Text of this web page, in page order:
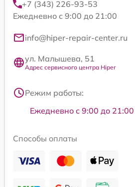
+7 (343) 226-93-53
Ежедневно с 9:00 до 21:00
info@hiper-repair-center.ru
ул. Малышева, 51
Адрес сервисного центра Hiper
Режим работы:
Ежедневно с 9:00 до 21:00
Способы оплаты